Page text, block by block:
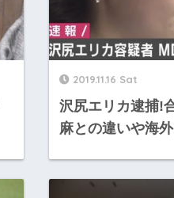
2019.11.16 Sat
沢尻エリカ逮捕!
麻との違いや海